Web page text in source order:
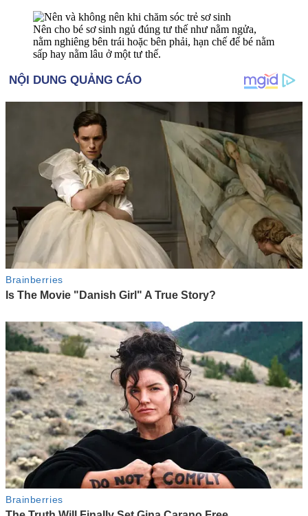
Nên cho bé sơ sinh ngủ đúng tư thế như nằm ngửa,
nằm nghiêng bên trái hoặc bên phải, hạn chế để bé nằm
sấp hay nằm lâu ở một tư thế.